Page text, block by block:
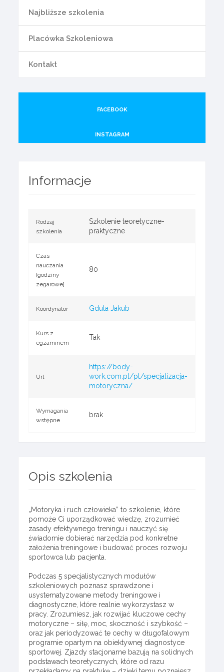
Najbliższe szkolenia
Placówka Szkoleniowa
Kontakt
FACEBOOK
INSTAGRAM
Informacje
Rodzaj
szkolenia
Szkolenie teoretyczne-
praktyczne
Czas
nauczania
[godziny
zegarowe]
80
Koordynator Gdula Jakub
Kurs z
egzaminem
Tak
Url
https://body-
work.com.pl/pl/specjalizacja-
motoryczna/
Wymagania
wstępne
brak
Opis szkolenia
„Motoryka i ruch człowieka” to szkolenie, które
pomoże Ci uporządkować wiedzę, zrozumieć
zasady efektywnego treningu i nauczyć się
świadomie dobierać narzędzia pod konkretne
założenia treningowe i budować proces rozwoju
sportowca lub pacjenta.
Podczas 5 specjalistycznych modułów
szkoleniowych poznasz sprawdzone i
usystematyzowane metody treningowe i
diagnostyczne, które realnie wykorzystasz w
pracy. Zrozumiesz, jak rozwijać kluczowe cechy
motoryczne – siłę, moc, skoczność i szybkość –
oraz jak periodyzować te cechy w długofalowym
programie opartym na obiektywnej diagnostyce
sportowej. Zjazdy stacjonarne bazują na solidnych
podstawach teoretycznych, które od razu